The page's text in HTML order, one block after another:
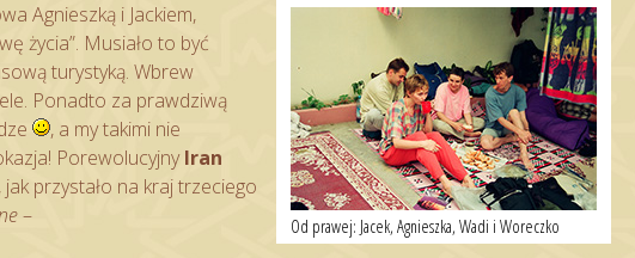
Od prawej: Jacek, Agnieszka, Wadi i Woreczko
Agnieszką i Jackiem,
życia”. Musiało to być
turystyką. Wbrew
Ponadto za prawdziwą
, a my takimi nie
PorewolucyjnyIran
przystało na kraj trzeciego
–